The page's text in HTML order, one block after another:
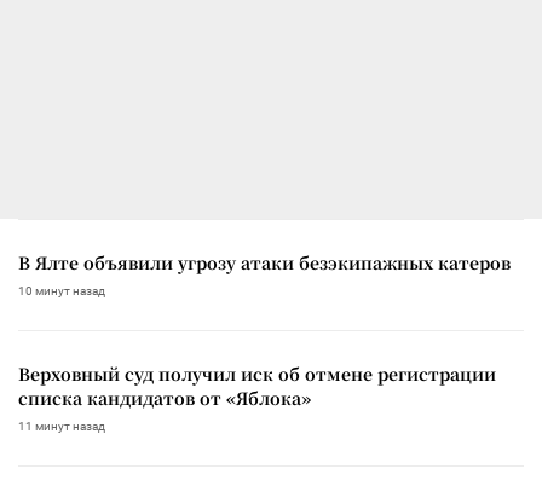
В Ялте объявили угрозу атаки безэкипажных катеров
10 минут назад
Верховный суд получил иск об отмене регистрации
списка кандидатов от «Яблока»
11 минут назад